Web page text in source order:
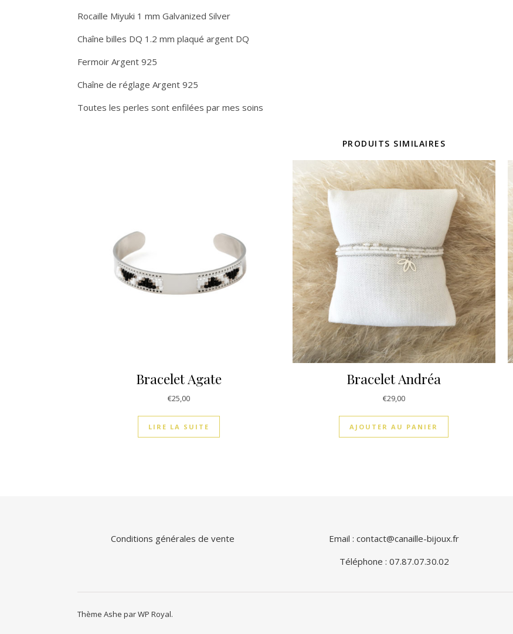
Rocaille Miyuki 1 mm Galvanized Silver
Chaîne billes DQ 1.2 mm plaqué argent DQ
Fermoir Argent 925
Chaîne de réglage Argent 925
Toutes les perles sont enfilées par mes soins
PRODUITS SIMILAIRES
Bracelet Agate
€25,00
LIRE LA SUITE
Bracelet Andréa
€29,00
AJOUTER AU PANIER
Conditions générales de vente
Email : contact@canaille-bijoux.fr
Téléphone : 07.87.07.30.02
Thème Ashe parWP Royal.